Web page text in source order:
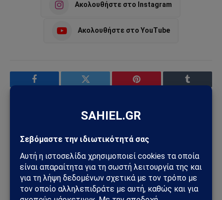
Ακολουθήστε στο Instagram
Ακολουθήστε στο YouTube
Facebook Twitter Pinterest Tumblr
Facebook
X
PinterestInstagram
Tumblr
Το Sahiel.gr είναι ανεξάρτητη ψηφιακή πύλη ενημέρωσης
και ανάλυσης με έμφαση στη γεωπολιτική, τη διεθνή
ασφάλεια, τα εθνικά ζητήματα και τις διεθνείς εξελίξεις
που επηρεάζουν την Ελλάδα και τον ευρύτερο ελληνισμό.